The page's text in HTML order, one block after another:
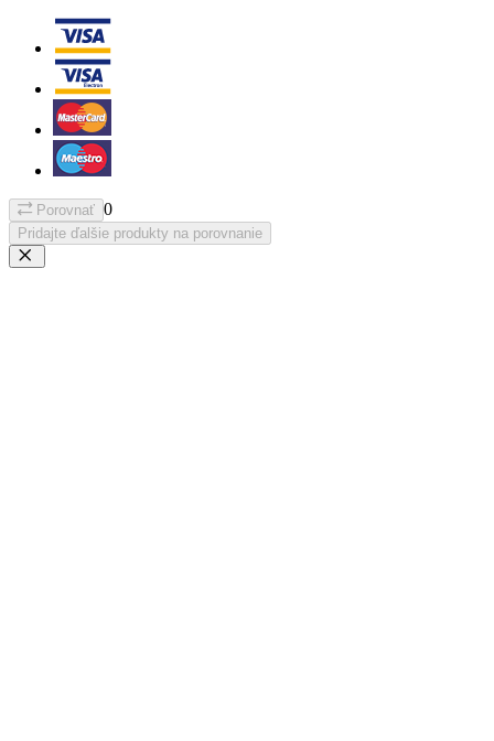
Porovnať 0
Pridajte ďalšie produkty na porovnanie